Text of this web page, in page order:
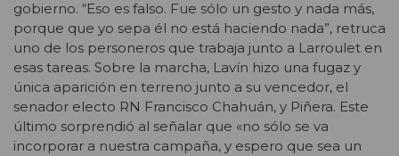
gobierno. “Eso es falso. Fue sólo un gesto y nada más,
porque que yo sepa él no está haciendo nada”, retruca
uno de los personeros que trabaja junto a Larroulet en
esas tareas. Sobre la marcha, Lavín hizo una fugaz y
única aparición en terreno junto a su vencedor, el
senador electo RN Francisco Chahuán, y Piñera. Este
último sorprendió al señalar que «no sólo se va
incorporar a nuestra campaña, y espero que sea un